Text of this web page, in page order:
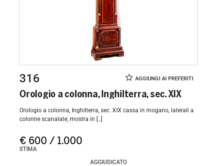
316
Orologio a colonna, Inghilterra, sec. XIX
Orologio a colonna, Inghilterra, sec. XIX cassa in mogano, laterali a
colonne scanalate, mostra in [..]
€ 600 / 1.000
STIMA
AGGIUDICATO